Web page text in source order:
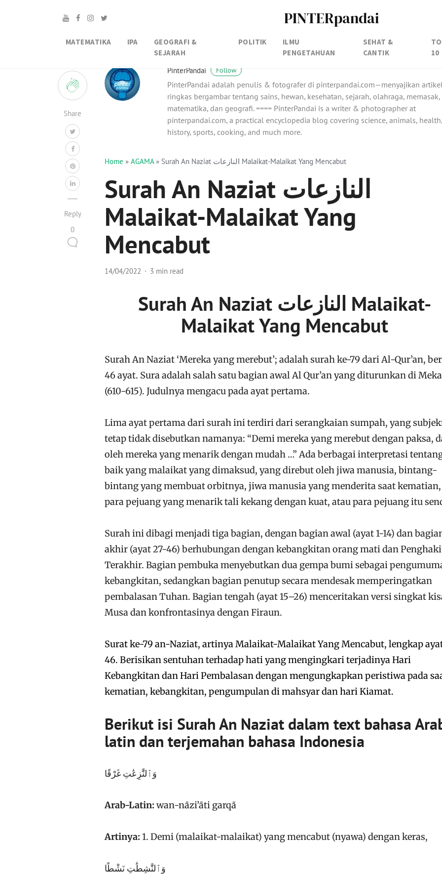
PINTERpandai
MATEMATIKA IPA
GEOGRAFI &
SEJARAH
POLITIK
ILMU
PENGETAHUAN
SEHAT &
CANTIK
10
Share
Reply
0
PinterPandai Follow
PinterPandai adalah penulis & fotografer di pinterpandai.com—menyajikan
ringkas bergambar tentang sains, hewan, kesehatan, sejarah, olahraga, memasak,
matematika, dan geografi. ==== PinterPandai is a writer & photographer at
pinterpandai.com, a practical encyclopedia blog covering science, animals, health,
history, sports, cooking, and much more.
Home » AGAMA» Surah An Naziat النازعات Malaikat-Malaikat Yang Mencabut
Surah An Naziat النازعات
Malaikat-Malaikat Yang
Mencabut
14/04/2022 3 min read
Surah An Naziat النازعات Malaikat-
Malaikat Yang Mencabut
Surah An Naziat ‘Mereka yang merebut’; adalah surah ke-79 dari Al-Qur’an,
46 ayat. Sura adalah salah satu bagian awal Al Qur’an yang diturunkan di
(610-615). Judulnya mengacu pada ayat pertama.
Lima ayat pertama dari surah ini terdiri dari serangkaian sumpah, yang
tetap tidak disebutkan namanya: “Demi mereka yang merebut dengan paksa,
oleh mereka yang menarik dengan mudah …” Ada berbagai interpretasi
baik yang malaikat yang dimaksud, yang direbut oleh jiwa manusia, bintang-
bintang yang membuat orbitnya, jiwa manusia yang menderita saat
para pejuang yang menarik tali kekang dengan kuat, atau para pejuang itu
Surah ini dibagi menjadi tiga bagian, dengan bagian awal (ayat 1-14) dan
akhir (ayat 27-46) berhubungan dengan kebangkitan orang mati dan
Terakhir. Bagian pembuka menyebutkan dua gempa bumi sebagai
kebangkitan, sedangkan bagian penutup secara mendesak memperingatkan
pembalasan Tuhan. Bagian tengah (ayat 15–26) menceritakan versi singkat
Musa dan konfrontasinya dengan Firaun.
Surat ke-79 an-Naziat, artinya Malaikat-Malaikat Yang Mencabut, lengkap
46. Berisikan sentuhan terhadap hati yang mengingkari terjadinya Hari
Kebangkitan dan Hari Pembalasan dengan mengungkapkan peristiwa pada
kematian, kebangkitan, pengumpulan di mahsyar dan hari Kiamat.
Berikut isi Surah An Naziat dalam text bahasa
latin dan terjemahan bahasa Indonesia
وَٱلنَّٰزِعَٰتِ غَرْقًا
Arab-Latin: wan-nāzi’āti garqā
Artinya: 1. Demi (malaikat-malaikat) yang mencabut (nyawa) dengan keras,
وَٱلنَّٰشِطَٰتِ نَشْطًا